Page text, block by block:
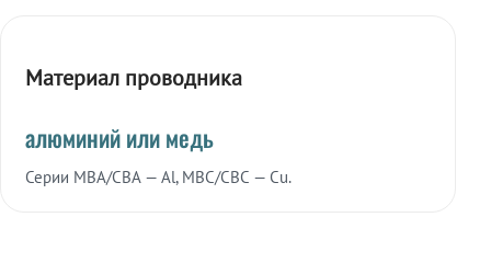
Материал проводника
алюминий или медь
Серии МВА/СВА — Al, МВС/СВС — Cu.